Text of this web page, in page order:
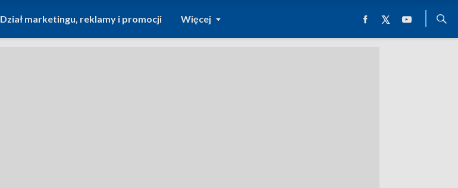
Dział marketingu, reklamy i promocji Więcej